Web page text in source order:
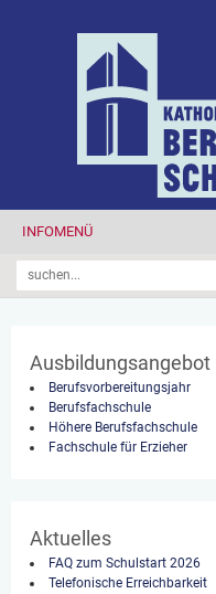
INFOMENÜ
Ausbildungsangebot
Berufsvorbereitungsjahr
Berufsfachschule
Höhere Berufsfachschule
Fachschule für Erzieher
Aktuelles
FAQ zum Schulstart 2026
Telefonische Erreichbarkeit